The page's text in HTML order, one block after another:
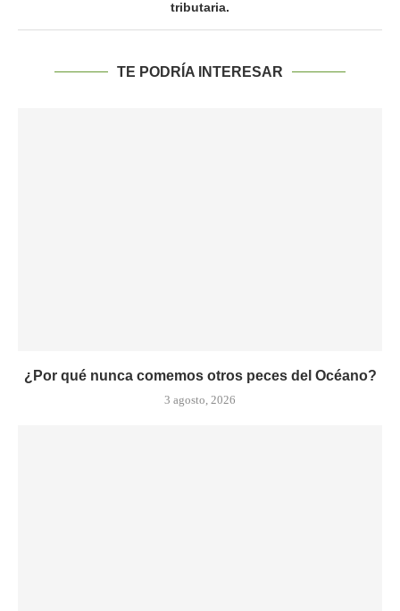
tributaria.
TE PODRÍA INTERESAR
¿Por qué nunca comemos otros peces del Océano?
3 agosto, 2026